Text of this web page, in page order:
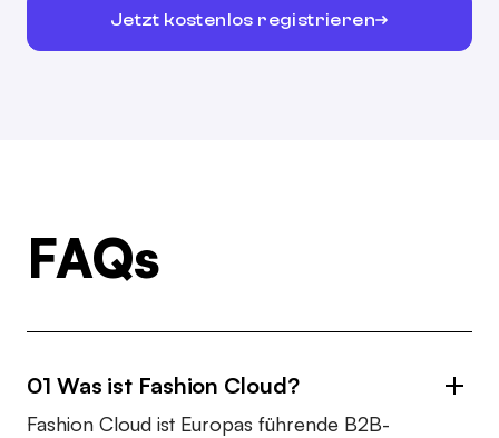
Jetzt kostenlos registrieren
FAQs
01 Was ist Fashion Cloud?
Fashion Cloud ist Europas führende B2B-